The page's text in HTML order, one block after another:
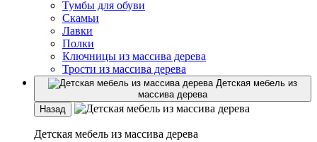
Тумбы для обуви
Скамьи
Лавки
Полки
Ключницы из массива дерева
Трости из массива дерева
Детская мебель из
массива дерева
Назад
Детская мебель из массива дерева